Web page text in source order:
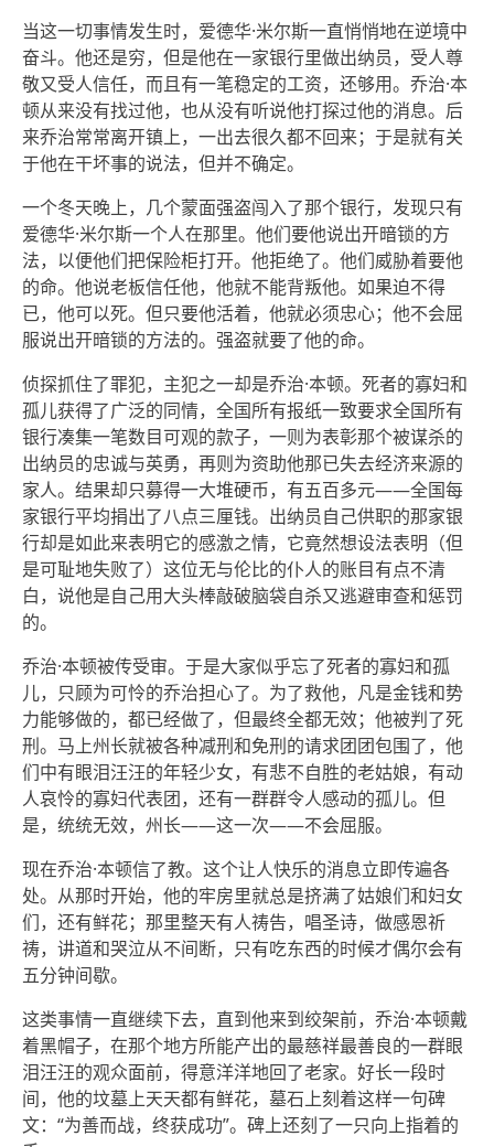
当这一切事情发生时，爱德华·米尔斯一直悄悄地在逆境中
奋斗。他还是穷，但是他在一家银行里做出纳员，受人尊
敬又受人信任，而且有一笔稳定的工资，还够用。乔治·本
顿从来没有找过他，也从没有听说他打探过他的消息。后
来乔治常常离开镇上，一出去很久都不回来；于是就有关
于他在干坏事的说法，但并不确定。
一个冬天晚上，几个蒙面强盗闯入了那个银行，发现只有
爱德华·米尔斯一个人在那里。他们要他说出开暗锁的方
法，以便他们把保险柜打开。他拒绝了。他们威胁着要他
的命。他说老板信任他，他就不能背叛他。如果迫不得
已，他可以死。但只要他活着，他就必须忠心；他不会屈
服说出开暗锁的方法的。强盗就要了他的命。
侦探抓住了罪犯，主犯之一却是乔治·本顿。死者的寡妇和
孤儿获得了广泛的同情，全国所有报纸一致要求全国所有
银行凑集一笔数目可观的款子，一则为表彰那个被谋杀的
出纳员的忠诚与英勇，再则为资助他那已失去经济来源的
家人。结果却只募得一大堆硬币，有五百多元——全国每
家银行平均捐出了八点三厘钱。出纳员自己供职的那家银
行却是如此来表明它的感激之情，它竟然想设法表明（但
是可耻地失败了）这位无与伦比的仆人的账目有点不清
白，说他是自己用大头棒敲破脑袋自杀又逃避审查和惩罚
的。
乔治·本顿被传受审。于是大家似乎忘了死者的寡妇和孤
儿，只顾为可怜的乔治担心了。为了救他，凡是金钱和势
力能够做的，都已经做了，但最终全都无效；他被判了死
刑。马上州长就被各种减刑和免刑的请求团团包围了，他
们中有眼泪汪汪的年轻少女，有悲不自胜的老姑娘，有动
人哀怜的寡妇代表团，还有一群群令人感动的孤儿。但
是，统统无效，州长——这一次——不会屈服。
现在乔治·本顿信了教。这个让人快乐的消息立即传遍各
处。从那时开始，他的牢房里就总是挤满了姑娘们和妇女
们，还有鲜花；那里整天有人祷告，唱圣诗，做感恩祈
祷，讲道和哭泣从不间断，只有吃东西的时候才偶尔会有
五分钟间歇。
这类事情一直继续下去，直到他来到绞架前，乔治·本顿戴
着黑帽子，在那个地方所能产出的最慈祥最善良的一群眼
泪汪汪的观众面前，得意洋洋地回了老家。好长一段时
间，他的坟墓上天天都有鲜花，墓石上刻着这样一句碑
文：“为善而战，终获成功”。碑上还刻了一只向上指着的